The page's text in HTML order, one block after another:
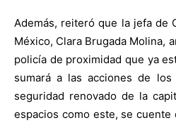
Además, reiteró que la jefa de
México, Clara Brugada Molina,
policía de proximidad que ya
sumará a las acciones de
seguridad renovado de la
espacios como este, se cuente